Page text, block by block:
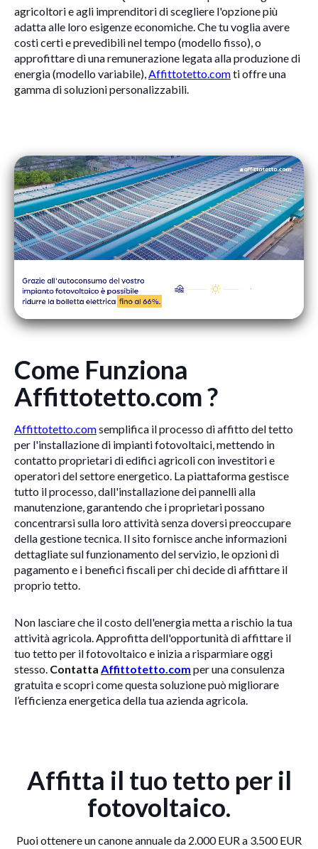
agricoltori e agli imprenditori di scegliere l'opzione più
adatta alle loro esigenze economiche. Che tu voglia avere
costi certi e prevedibili nel tempo (modello fisso), o
approfittare di una remunerazione legata alla produzione di
energia (modello variabile),Affittotetto.comti offre una
gamma di soluzioni personalizzabili.
Come Funziona
Affittotetto.com ?
Affittotetto.comsemplifica il processo di affitto del tetto
per l'installazione di impianti fotovoltaici, mettendo in
contatto proprietari di edifici agricoli con investitori e
operatori del settore energetico. La piattaforma gestisce
tutto il processo, dall'installazione dei pannelli alla
manutenzione, garantendo che i proprietari possano
concentrarsi sulla loro attività senza doversi preoccupare
della gestione tecnica. Il sito fornisce anche informazioni
dettagliate sul funzionamento del servizio, le opzioni di
pagamento e i benefici fiscali per chi decide di affittare il
proprio tetto.
Non lasciare che il costo dell'energia metta a rischio la tua
attività agricola. Approfitta dell'opportunità di affittare il
tuo tetto per il fotovoltaico e inizia a risparmiare oggi
stesso. Contatta Affittotetto.com per una consulenza
gratuita e scopri come questa soluzione può migliorare
l’efficienza energetica della tua azienda agricola.
Affitta il tuo tetto per il
fotovoltaico.
Puoi ottenere un canone annuale da 2.000 EUR a 3.500 EUR